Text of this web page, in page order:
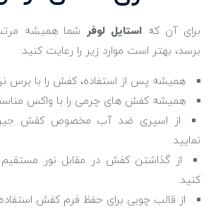
برای آن‌ که استایل لوفر شما همیشه
برسد، بهتر است موارد زیر را رعایت کنید:
همیشه پس از استفاده، کفش را با برس
همیشه کفش ‌های چرمی را با واکس
از اسپری ضد آب مخصوص کفش جیر
نمایید.
از گذاشتن کفش در مقابل نور
کنید.
از قالب چوبی برای حفظ فرم کفش